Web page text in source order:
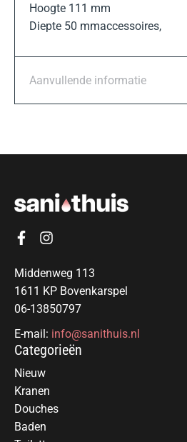
Hoogte 111 mm
Diepte 50 mmaccessoires,
Aanvullende informatie
Middenweg 113
1611 KP Bovenkarspel
06-13850797
E-mail: info@sanithuis.nl
Categorieën
Nieuw
Kranen
Douches
Baden